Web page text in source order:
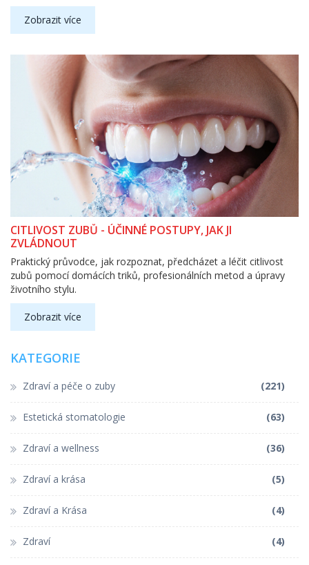
Zobrazit více
CITLIVOST ZUBŮ - ÚČINNÉ POSTUPY, JAK JI
ZVLÁDNOUT
Praktický průvodce, jak rozpoznat, předcházet a léčit citlivost
zubů pomocí domácích triků, profesionálních metod a úpravy
životního stylu.
Zobrazit více
KATEGORIE
Zdraví a péče o zuby (221)
Estetická stomatologie (63)
Zdraví a wellness (36)
Zdraví a krása (5)
Zdraví a Krása (4)
Zdraví (4)